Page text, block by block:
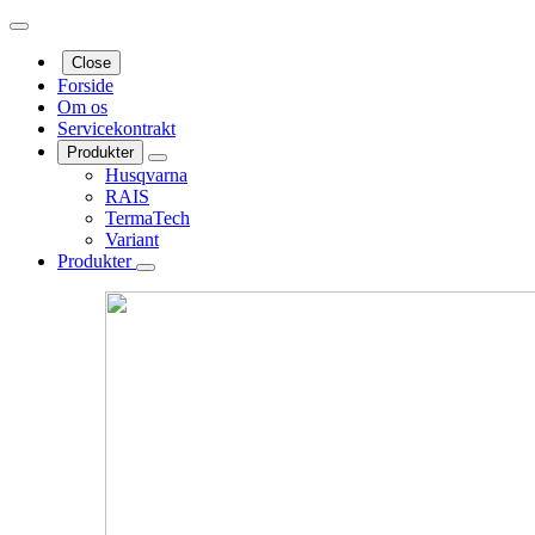
Close
Forside
Om os
Servicekontrakt
Produkter
Husqvarna
RAIS
TermaTech
Variant
Produkter